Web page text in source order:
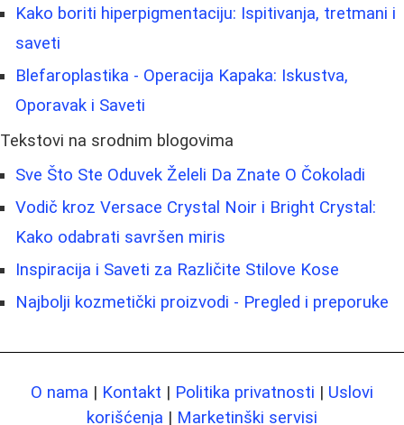
Kako boriti hiperpigmentaciju: Ispitivanja, tretmani i
saveti
Blefaroplastika - Operacija Kapaka: Iskustva,
Oporavak i Saveti
Tekstovi na srodnim blogovima
Sve Što Ste Oduvek Želeli Da Znate O Čokoladi
Vodič kroz Versace Crystal Noir i Bright Crystal:
Kako odabrati savršen miris
Inspiracija i Saveti za Različite Stilove Kose
Najbolji kozmetički proizvodi - Pregled i preporuke
O nama | Kontakt | Politika privatnosti | Uslovi
korišćenja | Marketinški servisi